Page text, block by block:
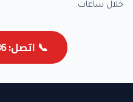
خلال ساعات.
📞 اتصل: 01000069586